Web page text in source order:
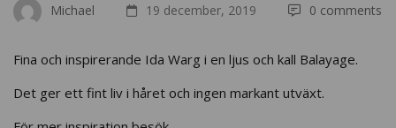
Michael 19 december, 2019 0 comments
Fina och inspirerande Ida Warg i en ljus och kall Balayage.
Det ger ett fint liv i håret och ingen markant utväxt.